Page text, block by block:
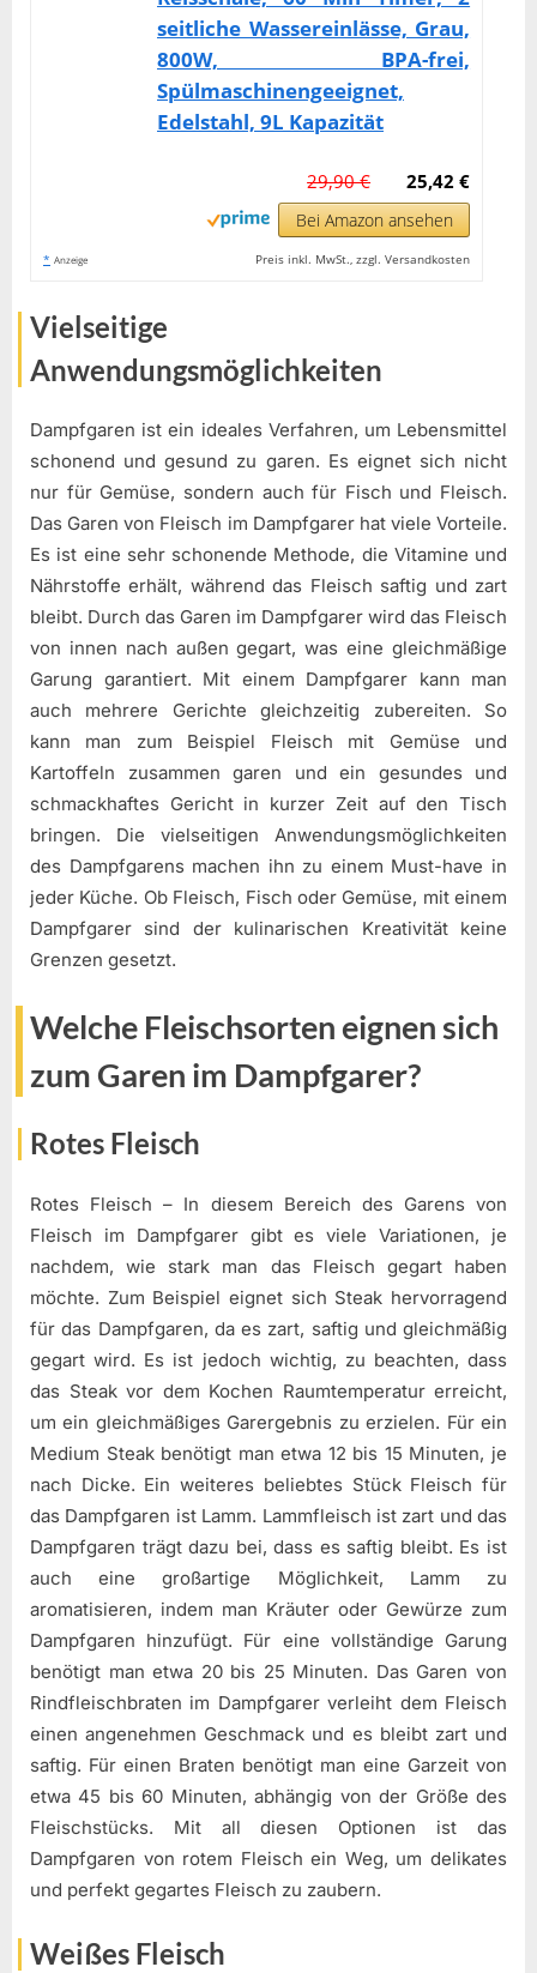
seitliche Wassereinlässe, Grau,
800W, BPA-frei,
Spülmaschinengeeignet,
Edelstahl, 9L Kapazität
25,42 €
29,90 €
Bei Amazon ansehen
* Anzeige Preis inkl. MwSt., zzgl. Versandkosten
Vielseitige
Anwendungsmöglichkeiten
Dampfgaren ist ein ideales Verfahren, um Lebensmittel
schonend und gesund zu garen. Es eignet sich nicht
nur für Gemüse, sondern auch für Fisch und Fleisch.
Das Garen von Fleisch im Dampfgarer hat viele Vorteile.
Es ist eine sehr schonende Methode, die Vitamine und
Nährstoffe erhält, während das Fleisch saftig und zart
bleibt. Durch das Garen im Dampfgarer wird das Fleisch
von innen nach außen gegart, was eine gleichmäßige
Garung garantiert. Mit einem Dampfgarer kann man
auch mehrere Gerichte gleichzeitig zubereiten. So
kann man zum Beispiel Fleisch mit Gemüse und
Kartoffeln zusammen garen und ein gesundes und
schmackhaftes Gericht in kurzer Zeit auf den Tisch
bringen. Die vielseitigen Anwendungsmöglichkeiten
des Dampfgarens machen ihn zu einem Must-have in
jeder Küche. Ob Fleisch, Fisch oder Gemüse, mit einem
Dampfgarer sind der kulinarischen Kreativität keine
Grenzen gesetzt.
Welche Fleischsorten eignen sich
zum Garen im Dampfgarer?
Rotes Fleisch
Rotes Fleisch – In diesem Bereich des Garens von
Fleisch im Dampfgarer gibt es viele Variationen, je
nachdem, wie stark man das Fleisch gegart haben
möchte. Zum Beispiel eignet sich Steak hervorragend
für das Dampfgaren, da es zart, saftig und gleichmäßig
gegart wird. Es ist jedoch wichtig, zu beachten, dass
das Steak vor dem Kochen Raumtemperatur erreicht,
um ein gleichmäßiges Garergebnis zu erzielen. Für ein
Medium Steak benötigt man etwa 12 bis 15 Minuten, je
nach Dicke. Ein weiteres beliebtes Stück Fleisch für
das Dampfgaren ist Lamm. Lammfleisch ist zart und das
Dampfgaren trägt dazu bei, dass es saftig bleibt. Es ist
auch eine großartige Möglichkeit, Lamm zu
aromatisieren, indem man Kräuter oder Gewürze zum
Dampfgaren hinzufügt. Für eine vollständige Garung
benötigt man etwa 20 bis 25 Minuten. Das Garen von
Rindfleischbraten im Dampfgarer verleiht dem Fleisch
einen angenehmen Geschmack und es bleibt zart und
saftig. Für einen Braten benötigt man eine Garzeit von
etwa 45 bis 60 Minuten, abhängig von der Größe des
Fleischstücks. Mit all diesen Optionen ist das
Dampfgaren von rotem Fleisch ein Weg, um delikates
und perfekt gegartes Fleisch zu zaubern.
Weißes Fleisch